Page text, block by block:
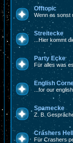
Offtopic
Wenn es sonst
Streitecke
...Hier kommt
Party Ecke
Für alles was
English
...for our
Spamecke
Z. B.
Crashers
Für Crashers